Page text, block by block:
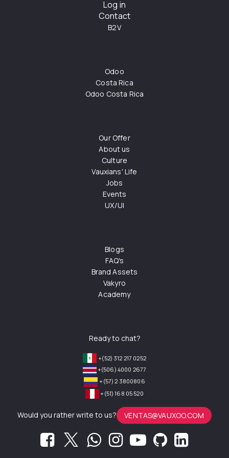
Log in
Contact
B2V
Odoo
Costa Rica
Odoo Costa Rica
Our Offer
About us
Culture
Vauxians' Life
Jobs
Events
UX/UI
Blogs
FAQ's
Brand Assets
Vakyro
Academy
Ready to chat?
+(52) 312 217 0252
+(506) 4000 2677
+(57) 2 3800806
+(51) 168 05 520
Would you rather write to us? VENTAS@VAUXOO.COM